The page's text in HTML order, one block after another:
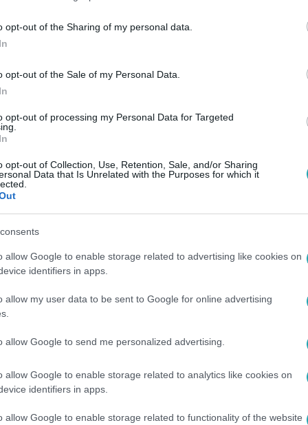
opt-out of the Sharing of my personal data.
opt-out of the Sale of my Personal Data.
opt-out of processing my Personal Data for Targeted
opt-out of Collection, Use, Retention, Sale, and/or Sharing
Data that Is Unrelated with the Purposes for which it
allow Google to enable storage related to advertising like cookies on
identifiers in apps.
allow my user data to be sent to Google for online advertising
allow Google to send me personalized advertising.
allow Google to enable storage related to analytics like cookies on
identifiers in apps.
allow Google to enable storage related to functionality of the website
kénytelen volt feladni az eredetileg a Vörös-tengeren át
csempészhetett kutyákat
is lehetnek
hamis okmányokkal, oltás és chip nélküli kiskutyákat
a nyomozók, akkor több mint 40 kutyát találtak ketrecekbe
külföldre, és azóta sem hagyták abba a
van, egyiküket letartóztatták.
a 700 forintos dízel, az ársapka nem
vezettek be az oroszok a benzinre és a gázolajra.
majd a 700 forintos gázolajárat, vagyis árfelhajtó hatása
hogy Putyin döntése miatt üzemanyaghiány lépjen fel
az ellátásban, két héten belül újra kígyózó sorokat és
extrém módon csökkent a forgalom, van, ahol 30
8:09
idén Kolumbia legnagyobb